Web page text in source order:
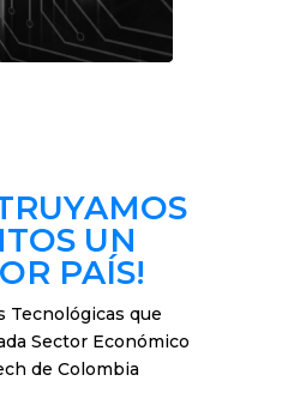
UN
PAÍS!
Tecnológicas que
Sector Económico
de Colombia